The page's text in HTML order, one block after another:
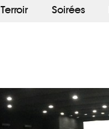
Terroir Soirées